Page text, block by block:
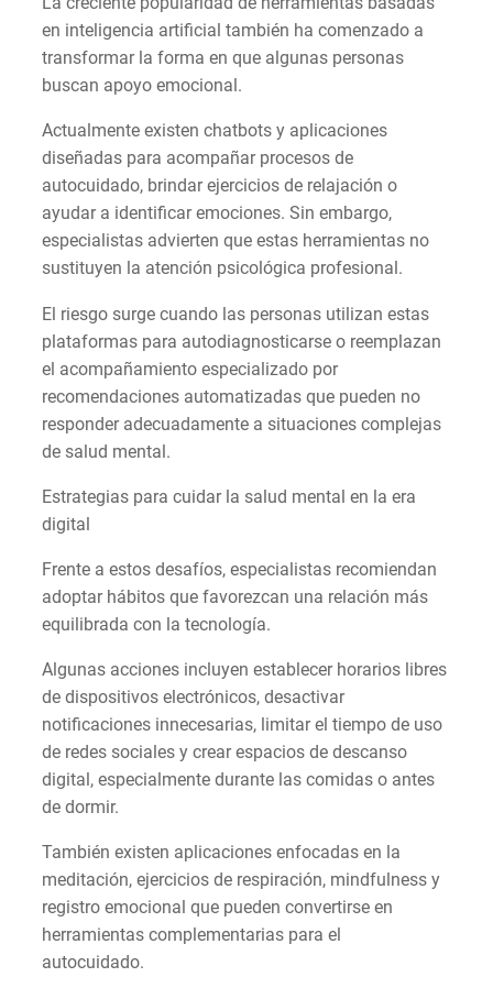
en inteligencia artificial también ha comenzado a
transformar la forma en que algunas personas
buscan apoyo emocional.
Actualmente existen chatbots y aplicaciones
diseñadas para acompañar procesos de
autocuidado, brindar ejercicios de relajación o
ayudar a identificar emociones. Sin embargo,
especialistas advierten que estas herramientas no
sustituyen la atención psicológica profesional.
El riesgo surge cuando las personas utilizan estas
plataformas para autodiagnosticarse o reemplazan
el acompañamiento especializado por
recomendaciones automatizadas que pueden no
responder adecuadamente a situaciones complejas
de salud mental.
Estrategias para cuidar la salud mental en la era
digital
Frente a estos desafíos, especialistas recomiendan
adoptar hábitos que favorezcan una relación más
equilibrada con la tecnología.
Algunas acciones incluyen establecer horarios libres
de dispositivos electrónicos, desactivar
notificaciones innecesarias, limitar el tiempo de uso
de redes sociales y crear espacios de descanso
digital, especialmente durante las comidas o antes
de dormir.
También existen aplicaciones enfocadas en la
meditación, ejercicios de respiración, mindfulness y
registro emocional que pueden convertirse en
herramientas complementarias para el
autocuidado.